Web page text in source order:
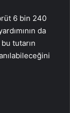
6 bin 240
da
tutarın